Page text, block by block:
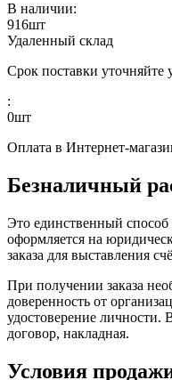
В наличии:
916шт
Удаленный склад
Срок поставки уточняйте
:
0шт
Оплата в Интернет-
Безналичный
Это единственный способ
оформляется на
заказа для выставления
При получении заказа
доверенность от
удостоверение личности.
договор, накладная.
Условия